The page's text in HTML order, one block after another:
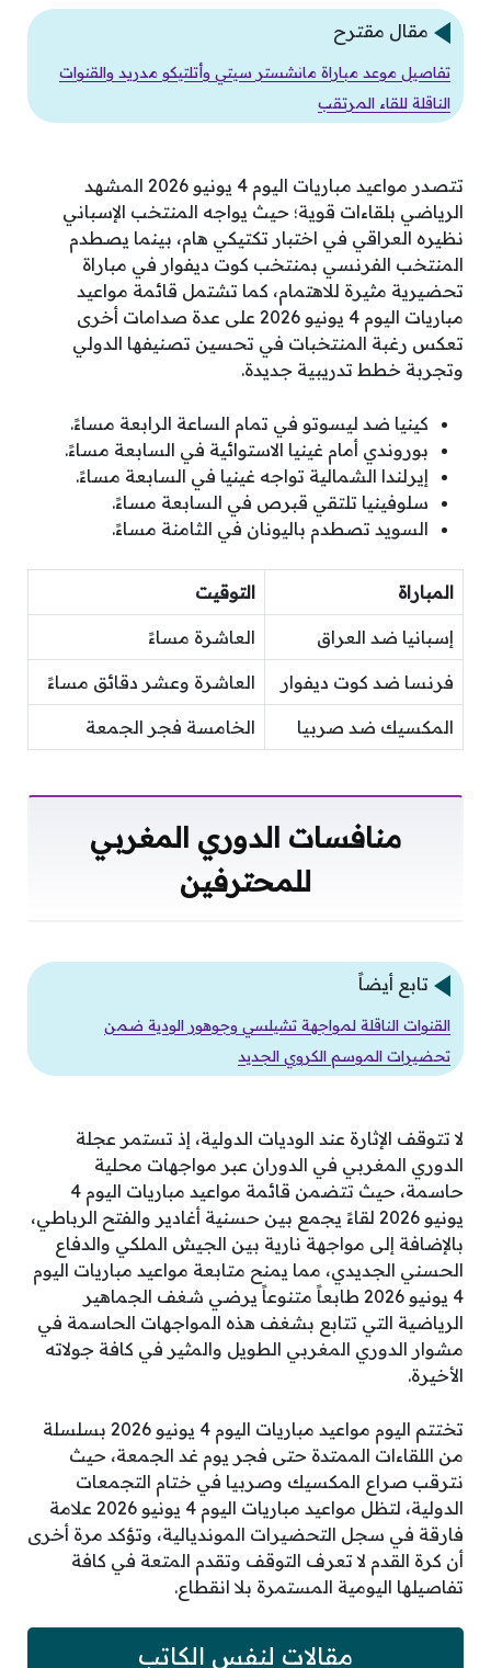
مقال مقترح
تفاصيل موعد مباراة مانشستر سيتي وأتلتيكو مدريد والقنوات
الناقلة للقاء المرتقب
تتصدر مواعيد مباريات اليوم 4 يونيو 2026 المشهد
الرياضي بلقاءات قوية؛ حيث يواجه المنتخب الإسباني
نظيره العراقي في اختبار تكتيكي هام، بينما يصطدم
المنتخب الفرنسي بمنتخب كوت ديفوار في مباراة
تحضيرية مثيرة للاهتمام، كما تشتمل قائمة مواعيد
مباريات اليوم 4 يونيو 2026 على عدة صدامات أخرى
تعكس رغبة المنتخبات في تحسين تصنيفها الدولي
وتجربة خطط تدريبية جديدة.
كينيا ضد ليسوتو في تمام الساعة الرابعة مساءً.
بوروندي أمام غينيا الاستوائية في السابعة مساءً.
إيرلندا الشمالية تواجه غينيا في السابعة مساءً.
سلوفينيا تلتقي قبرص في السابعة مساءً.
السويد تصطدم باليونان في الثامنة مساءً.
المباراة التوقيت
إسبانيا ضد العراق العاشرة مساءً
فرنسا ضد كوت ديفوار العاشرة وعشر دقائق مساءً
المكسيك ضد صربيا الخامسة فجر الجمعة
منافسات الدوري المغربي
للمحترفين
تابع أيضاً
القنوات الناقلة لمواجهة تشيلسي وجوهور الودية ضمن
تحضيرات الموسم الكروي الجديد
لا تتوقف الإثارة عند الوديات الدولية، إذ تستمر عجلة
الدوري المغربي في الدوران عبر مواجهات محلية
حاسمة، حيث تتضمن قائمة مواعيد مباريات اليوم 4
يونيو 2026 لقاءً يجمع بين حسنية أغادير والفتح الرباطي،
بالإضافة إلى مواجهة نارية بين الجيش الملكي والدفاع
الحسني الجديدي، مما يمنح متابعة مواعيد مباريات اليوم
4 يونيو 2026 طابعاً متنوعاً يرضي شغف الجماهير
الرياضية التي تتابع بشغف هذه المواجهات الحاسمة في
مشوار الدوري المغربي الطويل والمثير في كافة جولاته
الأخيرة.
تختتم اليوم مواعيد مباريات اليوم 4 يونيو 2026 بسلسلة
من اللقاءات الممتدة حتى فجر يوم غد الجمعة، حيث
نترقب صراع المكسيك وصربيا في ختام التجمعات
الدولية، لتظل مواعيد مباريات اليوم 4 يونيو 2026 علامة
فارقة في سجل التحضيرات المونديالية، وتؤكد مرة أخرى
أن كرة القدم لا تعرف التوقف وتقدم المتعة في كافة
تفاصيلها اليومية المستمرة بلا انقطاع.
مقالات لنفس الكاتب